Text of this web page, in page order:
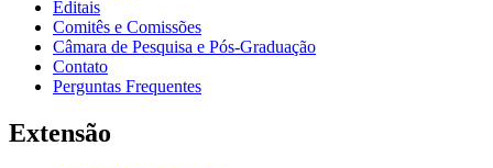
Editais
Comitês e Comissões
Câmara de Pesquisa e Pós-Graduação
Contato
Perguntas Frequentes
Extensão